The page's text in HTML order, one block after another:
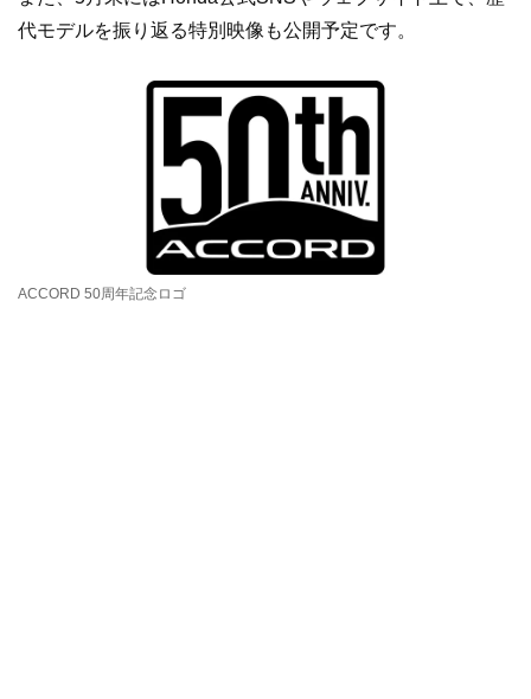
代モデルを振り返る特別映像も公開予定です。
ACCORD 50周年記念ロゴ